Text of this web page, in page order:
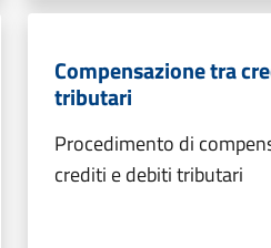
Compensazione tra
tributari
Procedimento di
crediti e debiti tributari